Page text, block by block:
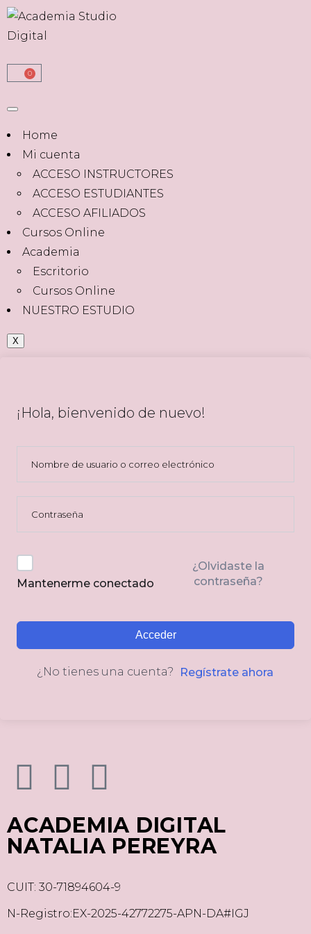
0
Home
Mi cuenta
ACCESO INSTRUCTORES
ACCESO ESTUDIANTES
ACCESO AFILIADOS
Cursos Online
Academia
Escritorio
Cursos Online
NUESTRO ESTUDIO
X
¡Hola, bienvenido de nuevo!
Mantenerme conectado
¿Olvidaste la
contraseña?
Acceder
¿No tienes una cuenta? Regístrate ahora
ACADEMIA DIGITAL
NATALIA PEREYRA
CUIT: 30-71894604-9
N-Registro:EX-2025-42772275-APN-DA#IGJ